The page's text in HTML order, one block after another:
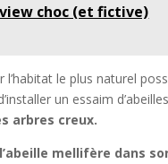
choc (et fictive)
l’habitat le plus naturel
un essaim
arbres creux.
mellifère dans